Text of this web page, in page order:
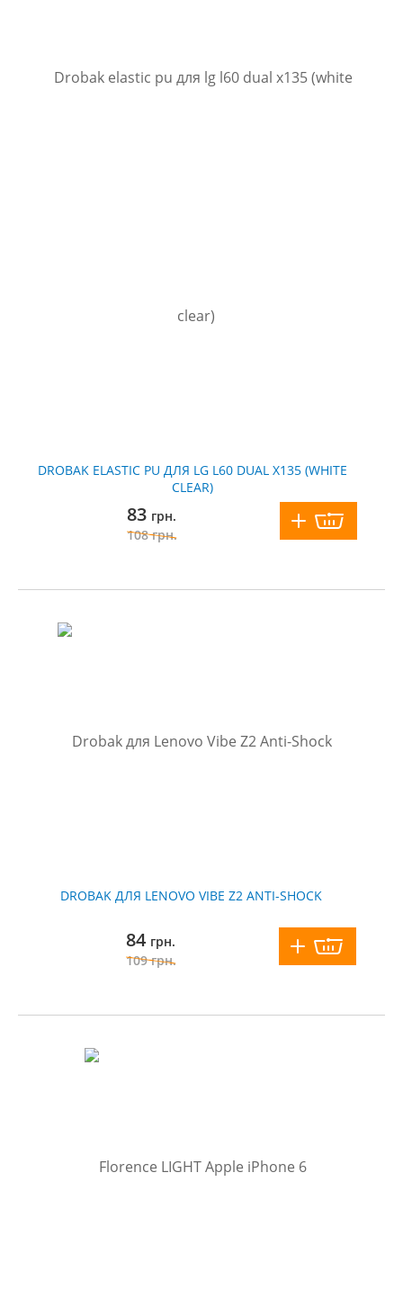
DROBAK ELASTIC PU ДЛЯ LG L60 DUAL X135 (WHITE
CLEAR)
83 грн.
108грн.
DROBAK ДЛЯ LENOVO VIBE Z2 ANTI-SHOCK
84 грн.
109грн.